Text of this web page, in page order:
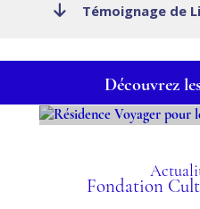
Témoignage de
Découvrez
POUR LES
D'ART
Fondation